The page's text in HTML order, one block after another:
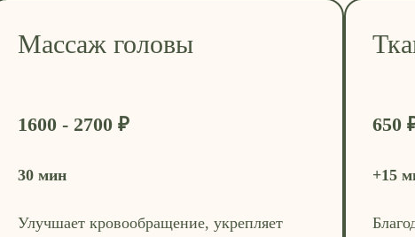
Массаж головы
1600 - 2700 ₽
30 мин
Улучшает кровообращение, укрепляет
650
+15